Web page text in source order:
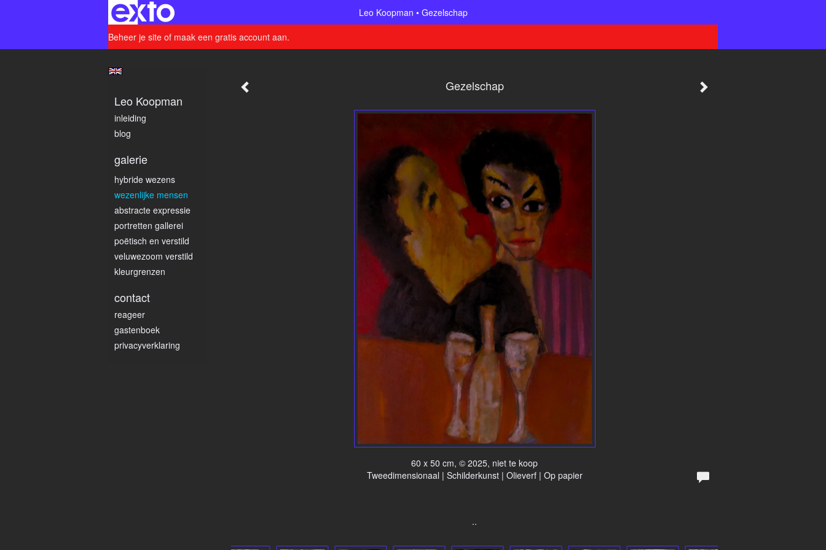
Leo Koopman
Gezelschap
Beheer je site of maak een gratis account aan.
Gezelschap
60 x 50 cm, © 2025, niet te koop
Tweedimensionaal | Schilderkunst | Olieverf | Op papier
..
Leo Koopman
inleiding
blog
galerie
hybride wezens
wezenlijke mensen
abstracte expressie
portretten gallerei
poëtisch en verstild
veluwezoom verstild
kleurgrenzen
contact
reageer
gastenboek
privacyverklaring